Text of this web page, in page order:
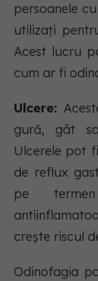
persoanele
utilizați
Acest lucru
cum ar fi
Ulcere:
gură, gât
Ulcerele pot
de reflux
pe
crește riscul
Odinofagia